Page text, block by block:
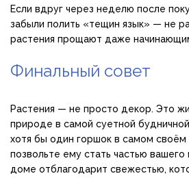
Если вдруг через неделю после
забыли полить «тещин язык» — не
растения прощают даже
Финальный совет
Растения — не просто декор. Это
природе в самой суетной
хотя бы один горшок в самом своём
позвольте ему стать частью
доме отблагодарит свежестью,